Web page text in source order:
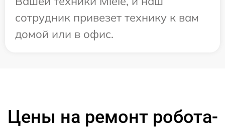
сотрудник привезет технику к вам
домой или в офис.
Цены на ремонт робота-